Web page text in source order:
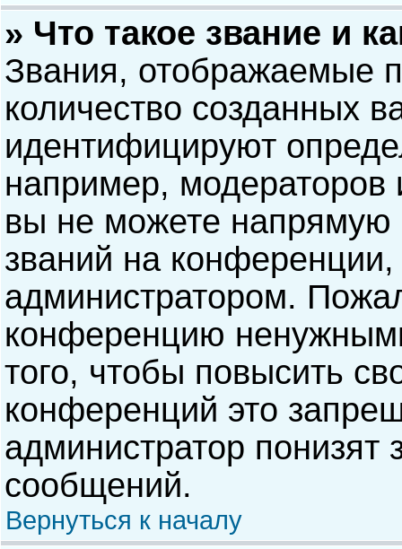
» Что такое звание и
Звания, отображаемые
количество созданных
идентифицируют
например,
вы не можете напрямую
званий на
администратором.
конференцию
того, чтобы повысить
конференций это
администратор понизят
сообщений.
Вернуться к началу